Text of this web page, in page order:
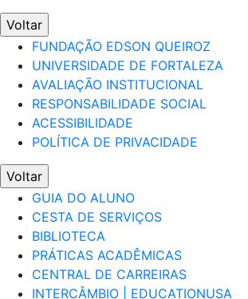
Voltar
FUNDAÇÃO EDSON QUEIROZ
UNIVERSIDADE DE FORTALEZA
AVALIAÇÃO INSTITUCIONAL
RESPONSABILIDADE SOCIAL
ACESSIBILIDADE
POLÍTICA DE PRIVACIDADE
Voltar
GUIA DO ALUNO
CESTA DE SERVIÇOS
BIBLIOTECA
PRÁTICAS ACADÊMICAS
CENTRAL DE CARREIRAS
INTERCÂMBIO | EDUCATIONUSA